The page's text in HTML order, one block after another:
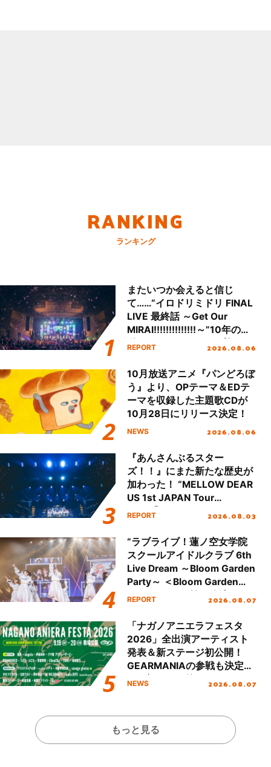
RANKING
ランキング
またいつか会えると信じ
て……“イロドリミドリ FINAL
LIVE 最終話 ～Get Our
MIRAI!!!!!!!!!!!!!!～”10年の活
動を経てファイナルを迎える
REPORT 2026.08.06
10月放送アニメ『パンどろぼ
う』より、OPテーマ＆EDテ
ーマを収録した主題歌CDが
10月28日にリリース決定！
NEWS 2026.08.06
『あんさんぶるスター
ズ！！』にまた新たな歴史が
加わった！ “MELLOW DEAR
US 1st JAPAN Tour
Final「NICE to meet YOU
ート!!
REPORT 2026.08.03
“ラブライブ！蓮ノ空女学院
スクールアイドルクラブ 6th
Live Dream ～Bloom Garden
Party～ ＜Bloom Garden
Party Stage／埼玉公演＞”
REPORT 2026.08.07
「ナガノアニエラフェスタ
2026」全出演アーティスト
発表＆新ステージ初公開！
GEARMANIAの参戦も決定
し、初となる第3ステージの
NEWS 2026.08.07
もっと見る